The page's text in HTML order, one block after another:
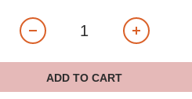
ADD TO CART